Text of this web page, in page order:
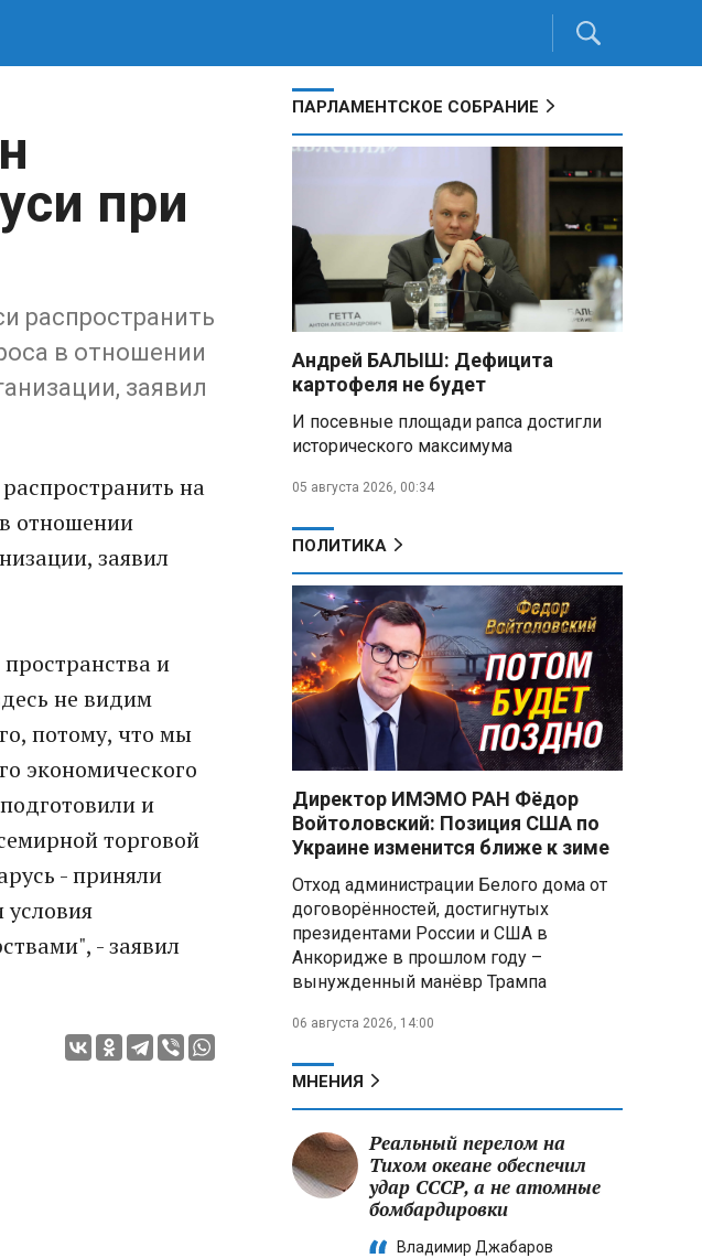
при
распространить
в отношении
заявил
на
отношении
заявил
и
не видим
потому, что мы
экономического
и
торговой
- приняли
условия
- заявил
ПАРЛАМЕНТСКОЕ СОБРАНИЕ
Андрей БАЛЫШ: Дефицита
картофеля не будет
И посевные площади рапса достигли
исторического максимума
05 августа 2026, 00:34
ПОЛИТИКА
Директор ИМЭМО РАН Фёдор
Войтоловский: Позиция США по
Украине изменится ближе к зиме
Отход администрации Белого дома от
договорённостей, достигнутых
президентами России и США в
Анкоридже в прошлом году –
вынужденный манёвр Трампа
06 августа 2026, 14:00
МНЕНИЯ
Реальный перелом на
Тихом океане обеспечил
удар СССР, а не атомные
бомбардировки
Владимир Джабаров